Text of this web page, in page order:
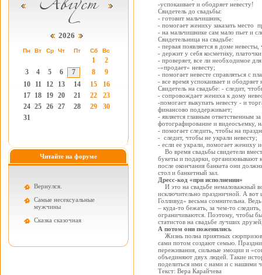
2026
Пн Вт Ср Чт Пт Сб Вс
1
2
3
4 5 6 7 8
9
10
11 12 13 14 15
16
17
18 19 20 21 22
23
24 25 26 27 28 29
30
31
Читайте на форуме
Вернулся.
Самые несексуальные
мужчины
Cказка сказочная
-успокаивает и ободряет невесту!
Свидетель до свадьбы:
- готовит мальчишник;
- помогает жениху заказать место
- на мальчишнике сам мало пьет и
Свидетельница на свадьбе:
- первая появляется в доме
- держит у себя косметику,
- проверяет, все ли необходимое
-«продает» невесту;
- помогает невесте справляться с
- все время успокаивает и ободряет
Свидетель на свадьбе: - следит,
- сопровождает жениха к дому
-помогает выкупать невесту - и
финансово поддерживает;
- является главным ответственным
фотографирование и видеосъемку,
- помогает следить, чтобы на
- следит, чтобы не украли невесту;
- если ее украли, помогает жениху
Во время свадьбы свидетели
букеты и подарки, организовывают
после окончания банкета они
стол и банкетный зал.
Дресс-код «при исполнении»
И это на свадьбе немаловажный
исключительно праздничной. А вот
Голливуд» весьма сомнительна.
– куда-то бежать, за чем-то
ограничиваются. Поэтому, чтобы
статистов на свадьбе лучших
А потом они поженились
Жизнь полна приятных
сами потом создают семью.
переживания, сильные эмоции и
объединяют двух людей. Такие
поделиться ими с нами и с нашими
Текст: Вера Карайчева